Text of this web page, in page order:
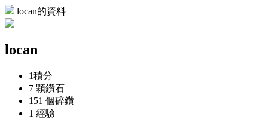
locan的資料
locan
1積分
7 顆鑽石
151 個碎鑽
1 經驗